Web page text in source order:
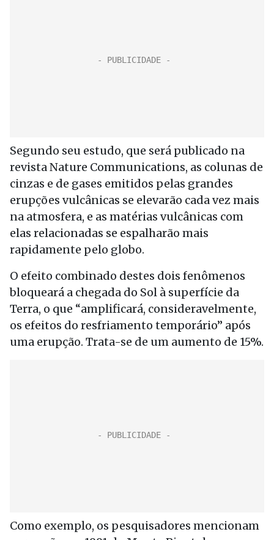
Segundo seu estudo, que será publicado na
revista Nature Communications, as colunas de
cinzas e de gases emitidos pelas grandes
erupções vulcânicas se elevarão cada vez mais
na atmosfera, e as matérias vulcânicas com
elas relacionadas se espalharão mais
rapidamente pelo globo.
O efeito combinado destes dois fenômenos
bloqueará a chegada do Sol à superfície da
Terra, o que “amplificará, consideravelmente,
os efeitos do resfriamento temporário” após
uma erupção. Trata-se de um aumento de 15%.
Como exemplo, os pesquisadores mencionam